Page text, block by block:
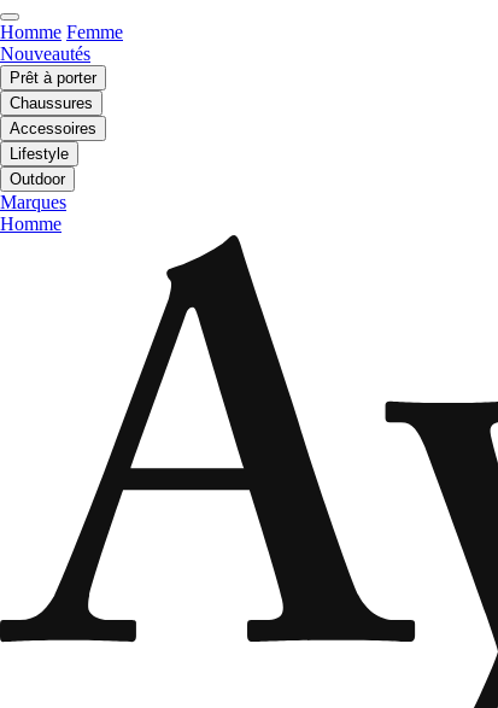
Homme Femme
Nouveautés
Prêt à porter
Chaussures
Accessoires
Lifestyle
Outdoor
Marques
Homme